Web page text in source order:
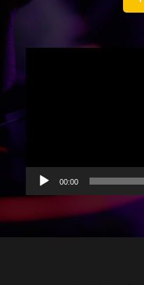
00:00